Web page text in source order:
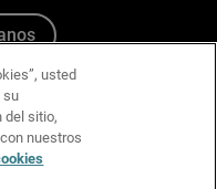
usted
su
del sitio,
nuestros